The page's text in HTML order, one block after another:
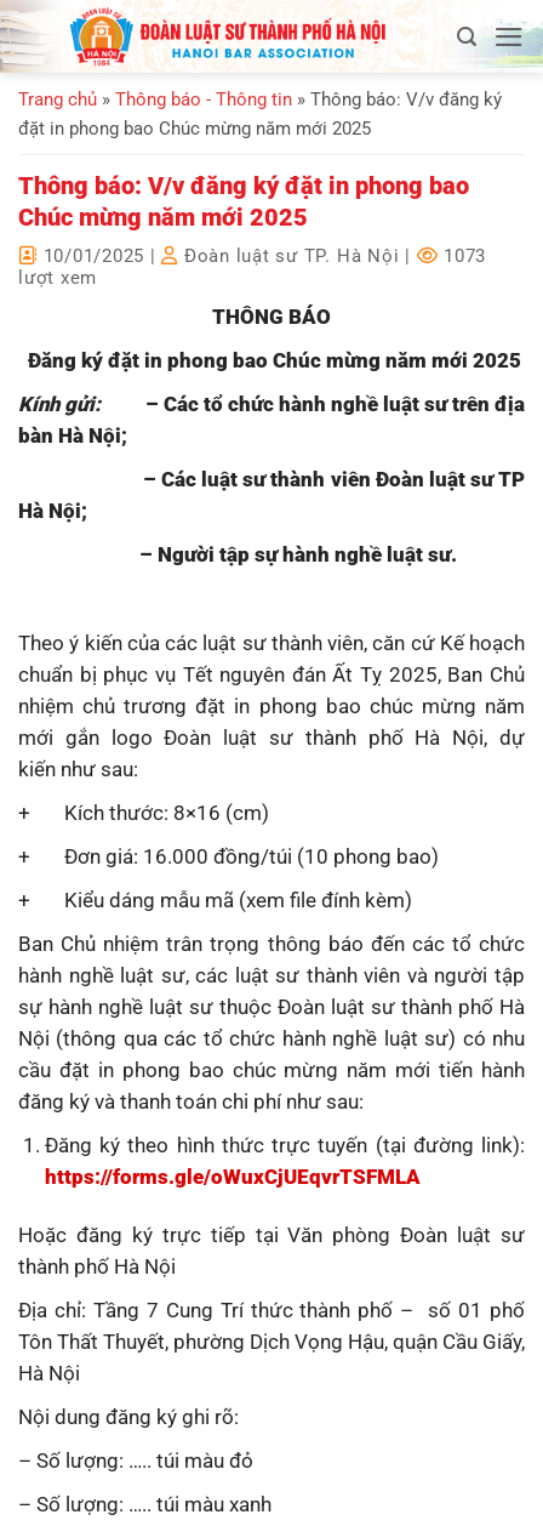
Bỏ
qua
nội
dung
Trang chủ » Thông báo - Thông tin » Thông báo: V/v đăng ký
đặt in phong bao Chúc mừng năm mới 2025
Thông báo: V/v đăng ký đặt in phong bao
Chúc mừng năm mới 2025
10/01/2025 | Đoàn luật sư TP. Hà Nội |
1073
lượt xem
THÔNG BÁO
Đăng ký đặtin phong bao Chúc mừng năm mới 2025
Kính gửi:– Các tổ chức hành nghề luật sưtrên địa
bàn Hà Nội;
– Các luật sư thành viên Đoàn luật sư TP
Hà Nội;
– Người tập sự hành nghề luật sư.
Theo ý kiến của các luật sư thành viên, căn cứ Kế hoạch
chuẩn bị phục vụ Tết nguyên đán Ất Tỵ 2025, Ban Chủ
nhiệm chủ trương đặt in phong bao chúc mừng năm
mới gắn logo Đoàn luật sư thành phố Hà Nội, dự
kiến như sau:
+ Kích thước: 8×16 (cm)
+ Đơn giá: 16.000 đồng/túi (10 phong bao)
+ Kiểu dáng mẫu mã (xem file đính kèm)
Ban Chủ nhiệm trân trọng thông báo đến các tổ chức
hành nghề luật sư, các luật sư thành viên và người tập
sự hành nghề luật sư thuộc Đoàn luật sư thành phố Hà
Nội (thông qua các tổ chức hành nghề luật sư) có nhu
cầu đặt in phong bao chúc mừng năm mới tiến hành
đăng ký và thanh toán chi phí như sau:
Đăng ký theo hình thức trực tuyến (tại đường link):
https://forms.gle/oWuxCjUEqvrTSFMLA
Hoặc đăng ký trực tiếp tại Văn phòng Đoàn luật sư
thành phố Hà Nội
Địa chỉ: Tầng 7 Cung Trí thức thành phố – số 01 phố
Tôn Thất Thuyết, phường Dịch Vọng Hậu, quận Cầu Giấy,
Hà Nội
Nội dung đăng ký ghi rõ:
– Số lượng: ….. túi màu đỏ
– Số lượng: ….. túi màu xanh